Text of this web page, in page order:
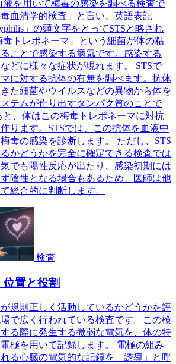
液を用いて梅毒の感染を調べる検査で
血清学的検査」と言い、英語表記
」の頭文字をとってSTSと略され
毒トレポネーマ」という細菌が体の粘
ことで感染する病気です。感染する
どに様々な症状が現れます。 STSで
に対する抗体の有無を調べます。抗体
た細菌やウイルスなどの異物から体を
テムが作り出すタンパク質のことで
、体はこの梅毒トレポネーマに対抗
ります。STSでは、この抗体を血液中
毒の感染を診断します。 ただし、STS
かどうかを完全に確定できる検査では
でも陽性反応が出たり、感染初期には
陰性となる場合もあるため、医師は他
総合的に判断します。
検査
置と役割
規則正しく活動しているかどうかを評
で広く行われている検査です。この検
る際に発生する微弱な電気を、体の特
極を用いて記録します。 電極の組み
る心臓の電気的な記録を「誘導」と呼